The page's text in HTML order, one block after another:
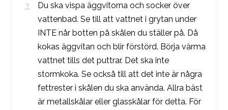
Du ska vispa äggvitorna och socker över
vattenbad. Se till att vattnet i grytan under
INTE når botten på skålen du ställer på. Då
kokas äggvitan och blir förstörd. Börja värma
vattnet tills det puttrar. Det ska inte
stormkoka. Se också till att det inte är några
fettrester i skålen du ska använda. Allra bäst
är metallskålar eller glasskålar för detta. För